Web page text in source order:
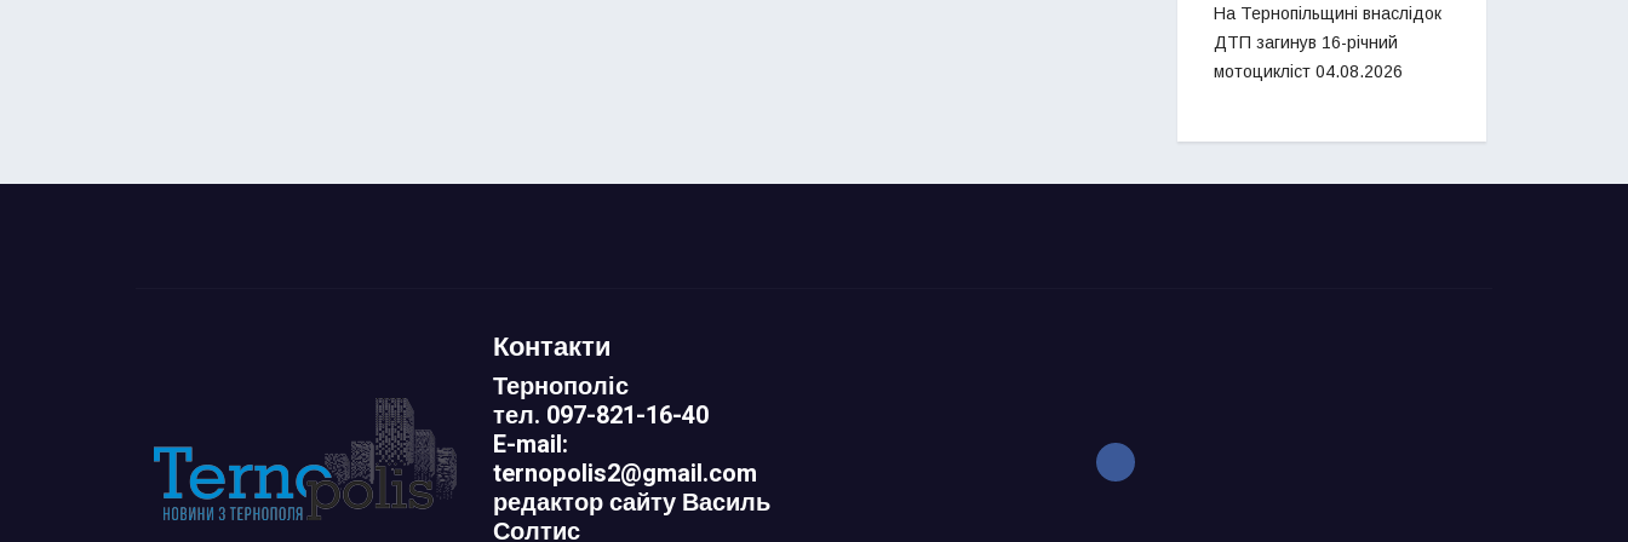
На Тернопільщині внаслідок
ДТП загинув 16-річний
мотоцикліст 04.08.2026
Контакти
Тернополіс
тел. 097-821-16-40
E-mail:
ternopolis2@gmail.com
редактор сайту Василь
Солтис